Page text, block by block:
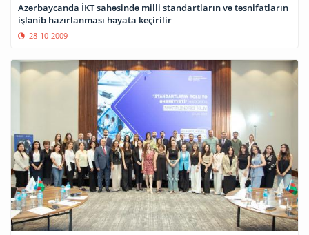
Azərbaycanda İKT sahəsində milli standartların və təsnifatların
işlənib hazırlanması həyata keçirilir
28-10-2009